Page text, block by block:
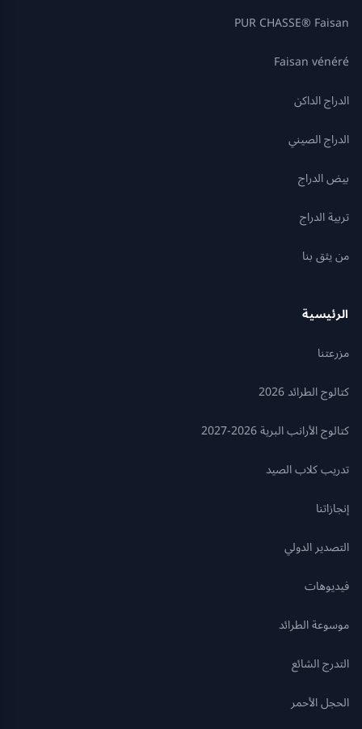
Faisan ⁦PUR CHASSE®⁩
Faisan vénéré
الدراج الداكن
الدراج الصيني
بيض الدراج
تربية الدراج
من يثق بنا
الرئيسية
مزرعتنا
كتالوج الطرائد 2026
كتالوج الأرانب البرية 2026-2027
تدريب كلاب الصيد
إنجازاتنا
التصدير الدولي
فيديوهات
موسوعة الطرائد
التدرج الشائع
الحجل الأحمر